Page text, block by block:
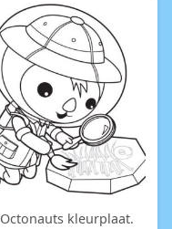
Octonauts kleurplaat.